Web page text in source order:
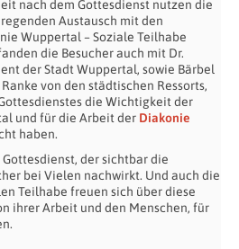
nach dem Gottesdienst nutzen die
Austausch mit den
Wuppertal – Soziale Teilhabe
die Besucher auch mit Dr.
der Stadt Wuppertal, sowie Bärbel
von den städtischen Ressorts,
die Wichtigkeit der
und für die Arbeit der Diakonie
haben.
der sichtbar die
bei Vielen nachwirkt. Und auch die
Teilhabe freuen sich über diese
ihrer Arbeit und den Menschen, für